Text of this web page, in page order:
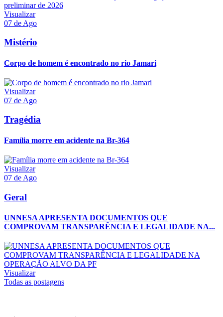
Visualizar
07 de Ago
Mistério
Corpo de homem é encontrado no rio Jamari
Visualizar
07 de Ago
Tragédia
Família morre em acidente na Br-364
Visualizar
07 de Ago
Geral
UNNESA APRESENTA DOCUMENTOS QUE
COMPROVAM TRANSPARÊNCIA E LEGALIDADE NA...
Visualizar
Todas as postagens